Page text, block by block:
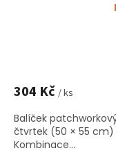
304 Kč / ks
Balíček
čtvrtek (50 × 55 cm)
Kombinace...